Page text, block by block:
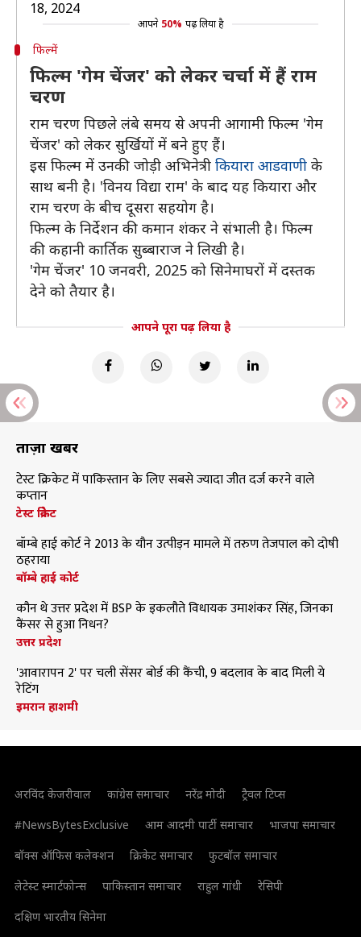
18, 2024
आपने 50% पढ़ लिया है
फिल्में
फिल्म 'गेम चेंजर' को लेकर चर्चा में हैं राम
चरण
राम चरण पिछले लंबे समय से अपनी आगामी फिल्म 'गेम
चेंजर' को लेकर सुर्खियों में बने हुए हैं।
इस फिल्म में उनकी जोड़ी अभिनेत्री कियारा आडवाणी के
साथ बनी है। 'विनय विद्या राम' के बाद यह कियारा और
राम चरण के बीच दूसरा सहयोग है।
फिल्म के निर्देशन की कमान शंकर ने संभाली है। फिल्म
की कहानी कार्तिक सुब्बाराज ने लिखी है।
'गेम चेंजर' 10 जनवरी, 2025 को सिनेमाघरों में दस्तक
देने को तैयार है।
आपने पूरा पढ़ लिया है
ताज़ा खबरें
टेस्ट क्रिकेट में पाकिस्तान के लिए सबसे ज्यादा जीत दर्ज करने वाले
कप्तान
टेस्ट क्रिकेट
बॉम्बे हाई कोर्ट ने 2013 के यौन उत्पीड़न मामले में तरुण तेजपाल को दोषी
ठहराया
बॉम्बे हाई कोर्ट
कौन थे उत्तर प्रदेश में BSP के इकलौते विधायक उमाशंकर सिंह, जिनका
कैंसर से हुआ निधन?
उत्तर प्रदेश
'आवारापन 2' पर चली सेंसर बोर्ड की कैंची, 9 बदलाव के बाद मिली ये
रेटिंग
इमरान हाशमी
अरविंद केजरीवाल कांग्रेस समाचार नरेंद्र मोदी
ट्रैवल टिप्स
#NewsBytesExclusive
आम आदमी पार्टी समाचार
भाजपा समाचार
बॉक्स ऑफिस कलेक्शन
क्रिकेट समाचार
फुटबॉल समाचार
लेटेस्ट स्मार्टफोन्स
पाकिस्तान समाचार राहुल गांधी
रेसिपी
दक्षिण भारतीय सिनेमा